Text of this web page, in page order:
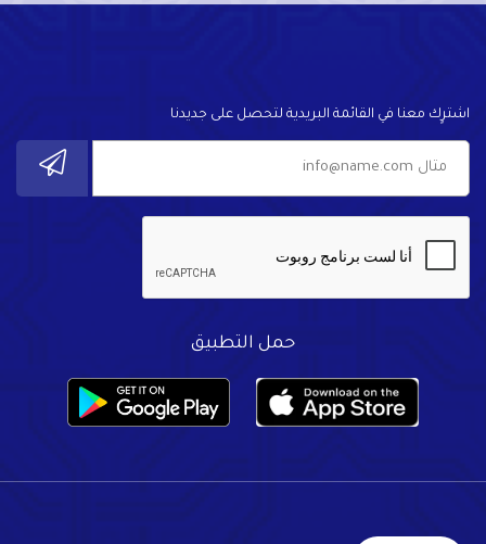
اشترٍك معنا في القائمة البريدية لتحصل على جديدنا
حمل التطبيق